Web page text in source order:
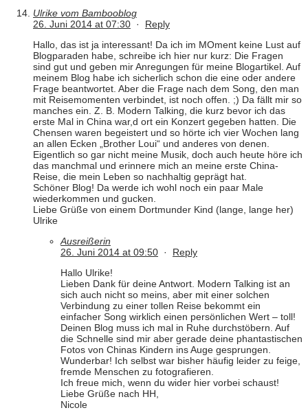
Ulrike vom Bambooblog
26. Juni 2014 at 07:30 · Reply
Hallo, das ist ja interessant! Da ich im MOment keine Lust auf
Blogparaden habe, schreibe ich hier nur kurz: Die Fragen
sind gut und geben mir Anregungen für meine Blogartikel. Auf
meinem Blog habe ich sicherlich schon die eine oder andere
Frage beantwortet. Aber die Frage nach dem Song, den man
mit Reisemomenten verbindet, ist noch offen. ;) Da fällt mir so
manches ein. Z. B. Modern Talking, die kurz bevor ich das
erste Mal in China war,d ort ein Konzert gegeben hatten. Die
Chensen waren begeistert und so hörte ich vier Wochen lang
an allen Ecken „Brother Loui“ und anderes von denen.
Eigentlich so gar nicht meine Musik, doch auch heute höre ich
das manchmal und erinnere mich an meine erste China-
Reise, die mein Leben so nachhaltig geprägt hat.
Schöner Blog! Da werde ich wohl noch ein paar Male
wiederkommen und gucken.
Liebe Grüße von einem Dortmunder Kind (lange, lange her)
Ulrike
Ausreißerin
26. Juni 2014 at 09:50 · Reply
Hallo Ulrike!
Lieben Dank für deine Antwort. Modern Talking ist an
sich auch nicht so meins, aber mit einer solchen
Verbindung zu einer tollen Reise bekommt ein
einfacher Song wirklich einen persönlichen Wert – toll!
Deinen Blog muss ich mal in Ruhe durchstöbern. Auf
die Schnelle sind mir aber gerade deine phantastischen
Fotos von Chinas Kindern ins Auge gesprungen.
Wunderbar! Ich selbst war bisher häufig leider zu feige,
fremde Menschen zu fotografieren.
Ich freue mich, wenn du wider hier vorbei schaust!
Liebe Grüße nach HH,
Nicole